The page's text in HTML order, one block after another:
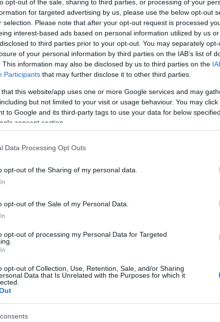
opt-out of the sale, sharing to third parties, or processing of your
for targeted advertising by us, please use the below opt-out
selection. Please note that after your opt-out request is processed
interest-based ads based on personal information utilized by us
to third parties prior to your opt-out. You may separately
of your personal information by third parties on the IAB’s list of
This information may also be disclosed by us to third parties on the
Participants that may further disclose it to other third parties.
that this website/app uses one or more Google services and may
but not limited to your visit or usage behaviour. You may
to Google and its third-party tags to use your data for below
consent section.
Data Processing Opt Outs
opt-out of the Sharing of my personal data.
opt-out of the Sale of my Personal Data.
opt-out of processing my Personal Data for Targeted
opt-out of Collection, Use, Retention, Sale, and/or Sharing
Data that Is Unrelated with the Purposes for which it
bármely európai uniós egyetemen folytatott
lehetőséggel a magyar állampolgársággal
kamatmentes Diákhitel2-t is érdemes szeptember
szeptemberig kérik átutalni az első
a felvehető összeg maximuma a képzési
közvetlenül az egyetemeknek és főiskoláknak
elem
törlesztését csak a tanulmányok befejezését
kereslethez igazodó mértékben. A diákhitelek
elem, miszerint, ha egy
az édesanya diákhitelének felét, a
a teljes diákhitel-tartozást elengedik.